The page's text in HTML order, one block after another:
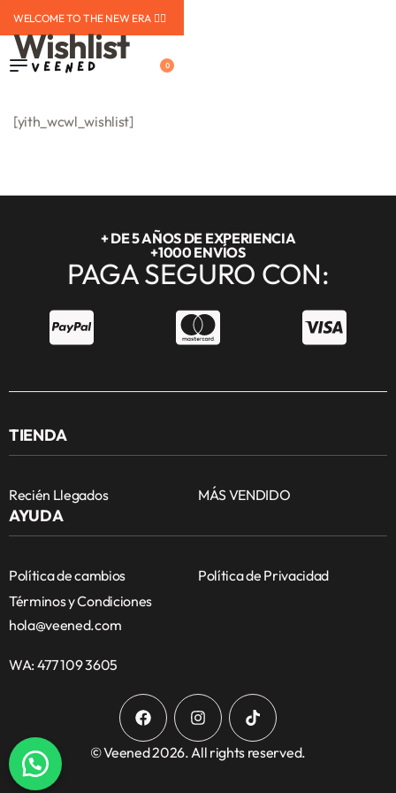
WELCOME TO THE NEW ERA ❤️‍🔥
0
Wishlist
[yith_wcwl_wishlist]
+ DE 5 AÑOS DE EXPERIENCIA
+1000 ENVÍOS
PAGA SEGURO CON:
TIENDA
Recién Llegados MÁS VENDIDO
AYUDA
Política de cambios
Política de Privacidad
Términos y Condiciones
hola@veened.com
WA: 477 109 3605
© Veened 2026. All rights reserved.